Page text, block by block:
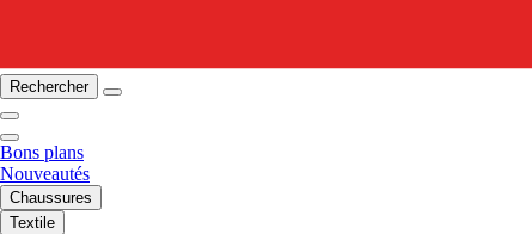
Rechercher
Bons plans
Nouveautés
Chaussures
Textile